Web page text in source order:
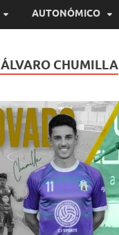
AUTONÓMICO
ÁLVARO CHUMILLA